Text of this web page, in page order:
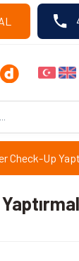
Check-Up